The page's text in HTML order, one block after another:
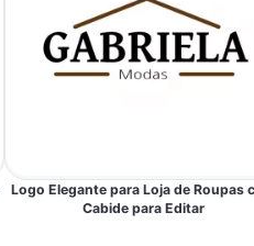
Logo Elegante para Loja de Roupas
Cabide para Editar